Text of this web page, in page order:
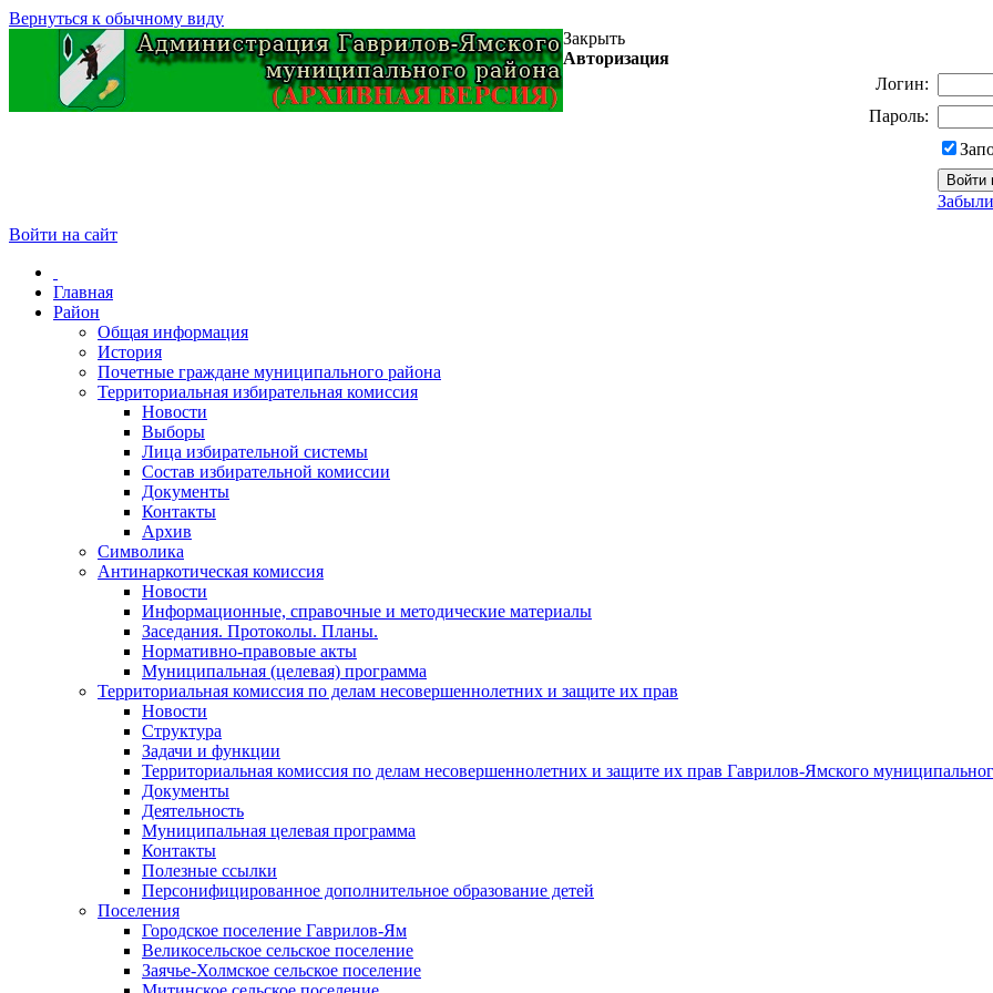
Вернуться к обычному виду
Закрыть
Авторизация
Логин:
Пароль:
Войти на сайт
Главная
Район
Общая информация
История
Почетные граждане муниципального района
Территориальная избирательная комиссия
Новости
Выборы
Лица избирательной системы
Состав избирательной комиссии
Документы
Контакты
Архив
Символика
Антинаркотическая комиссия
Новости
Информационные, справочные и методические материалы
Заседания. Протоколы. Планы.
Нормативно-правовые акты
Муниципальная (целевая) программа
Территориальная комиссия по делам несовершеннолетних и защите их прав
Новости
Структура
Задачи и функции
Территориальная комиссия по делам несовершеннолетних и защите их прав Гаврилов-Ямского
Документы
Деятельность
Муниципальная целевая программа
Контакты
Полезные ссылки
Персонифицированное дополнительное образование детей
Поселения
Городское поселение Гаврилов-Ям
Великосельское сельское поселение
Заячье-Холмское сельское поселение